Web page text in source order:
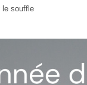
le souffle